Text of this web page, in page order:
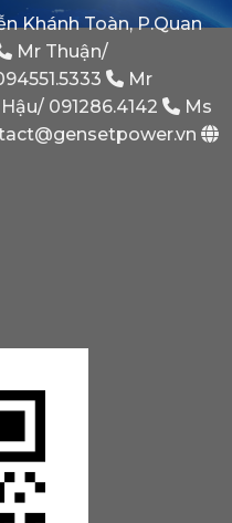
Khánh Toàn, P.Quan
Mr Thuận/
Mr
091286.4142
Ms